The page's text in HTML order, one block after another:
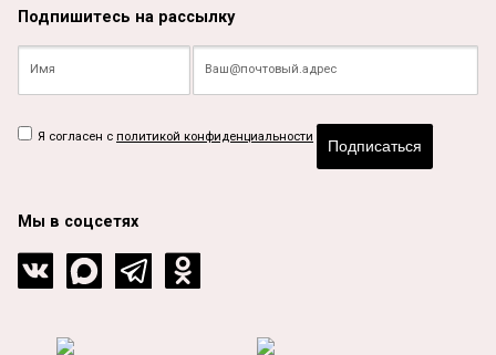
Подпишитесь на рассылку
Я согласен с политикой конфиденциальности
Подписаться
Мы в соцсетях